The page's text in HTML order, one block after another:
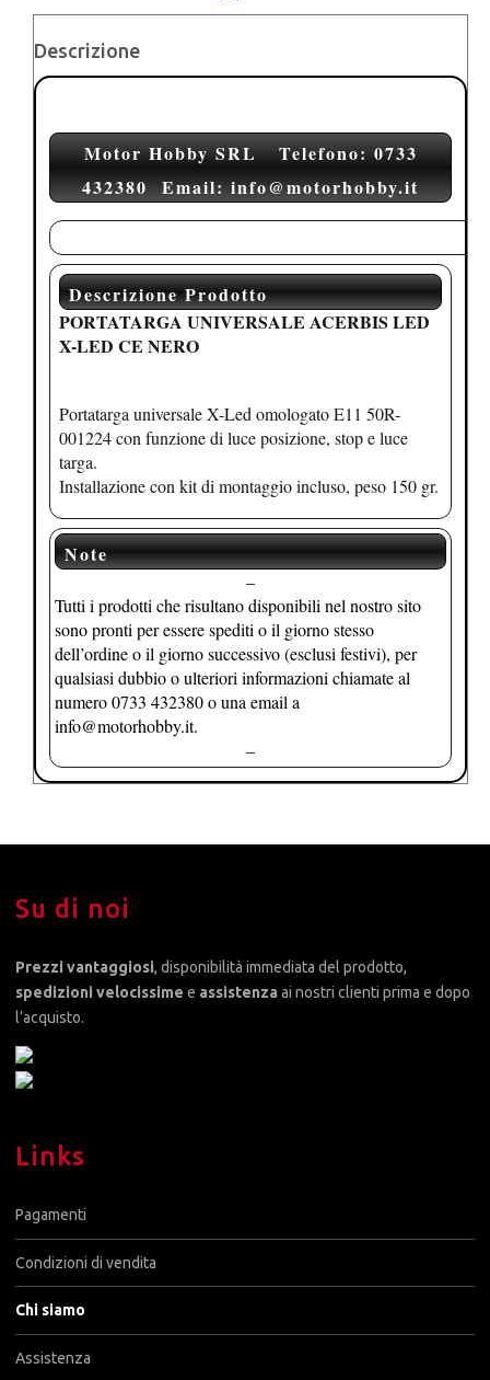
Descrizione
Motor Hobby SRL Telefono: 0733
432380Email: info@motorhobby.it
Descrizione Prodotto
PORTATARGA UNIVERSALE ACERBIS LED
X-LED CE NERO
Portatarga universale X-Led omologato E11 50R-
001224 con funzione di luce posizione, stop e luce
targa.
Installazione con kit di montaggio incluso, peso 150 gr.
Note
–
Tutti i prodotti che risultano disponibili nel nostro sito
sono pronti per essere spediti o il giorno stesso
dell’ordine o il giorno successivo (esclusi festivi), per
qualsiasi dubbio o ulteriori informazioni chiamate al
numero 0733 432380 o una email a
info@motorhobby.it.
–
Su di noi
Prezzi vantaggiosi, disponibilità immediata del prodotto,
spedizioni velocissime e assistenza ai nostri clienti prima e dopo
l’acquisto.
Links
Pagamenti
Condizioni di vendita
Chi siamo
Assistenza